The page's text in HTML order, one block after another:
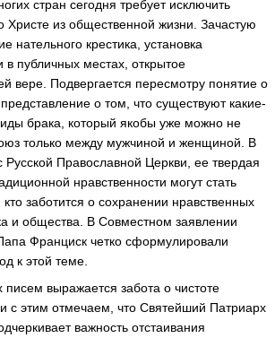
стран сегодня требует исключить
Христе из общественной жизни. Зачастую
нательного крестика, установка
в публичных местах, открытое
вере. Подвергается пересмотру понятие о
о том, что существуют какие-
брака, который якобы уже можно не
только между мужчиной и женщиной. В
Русской Православной Церкви, ее твердая
нравственности могут стать
заботится о сохранении нравственных
и общества. В Совместном заявлении
Франциск четко сформулировали
к этой теме.
выражается забота о чистоте
с этим отмечаем, что Святейший Патриарх
важность отстаивания